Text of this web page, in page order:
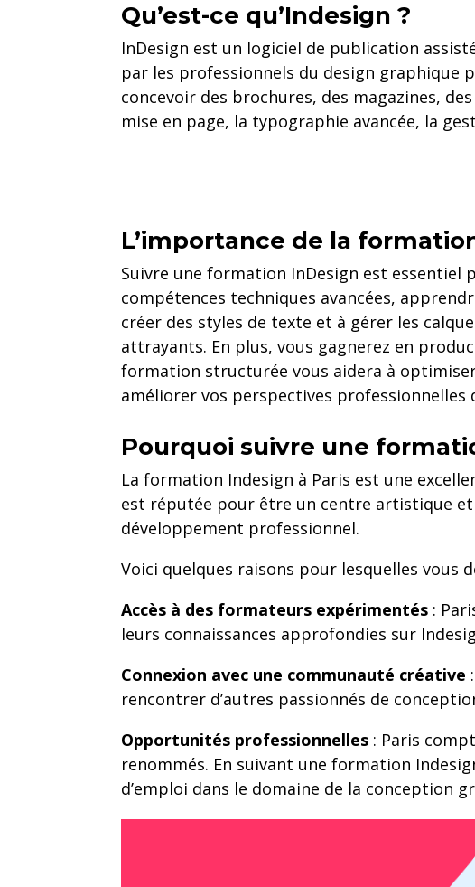
Qu’est-ce qu’Indesign ?
InDesign est un logiciel de publication
par les professionnels du design graphique
concevoir des brochures, des magazines,
mise en page, la typographie avancée, la
L’importance de la
Suivre une formation InDesign est
compétences techniques avancées,
créer des styles de texte et à gérer les
attrayants. En plus, vous gagnerez en
formation structurée vous aidera à
améliorer vos perspectives professionnelles
Pourquoi suivre une
La formation Indesign à Paris est une
est réputée pour être un centre artistique
développement professionnel.
Voici quelques raisons pour lesquelles vous
Accès à des formateurs expérimentés :
leurs connaissances approfondies sur
Connexion avec une communauté créative
rencontrer d’autres passionnés de
Opportunités professionnelles : Paris
renommés. En suivant une formation
d’emploi dans le domaine de la conception